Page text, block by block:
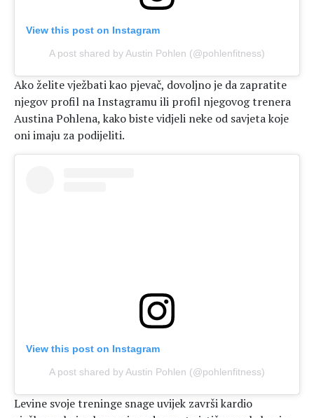
View this post on Instagram
A post shared by Austin Pohlen (@pohlenfitness)
Ako želite vježbati kao pjevač, dovoljno je da zapratite
njegov profil na Instagramu ili profil njegovog trenera
Austina Pohlena, kako biste vidjeli neke od savjeta koje
oni imaju za podijeliti.
View this post on Instagram
A post shared by Austin Pohlen (@pohlenfitness)
Levine svoje treninge snage uvijek završi kardio